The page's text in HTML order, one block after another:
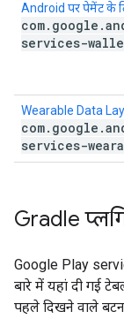
Android पर पेमेंट के
com. google .
services-
Wearable Data
com. google .
services-
Gradle
Google Play
बारे में यहां दी गई
पहले दिखने वाले